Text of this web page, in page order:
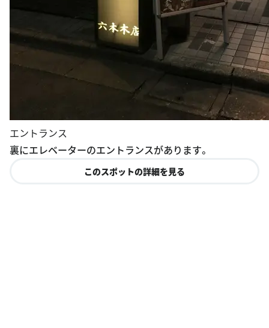
エントランス
裏にエレベーターのエントランスがあります。
このスポットの詳細を見る